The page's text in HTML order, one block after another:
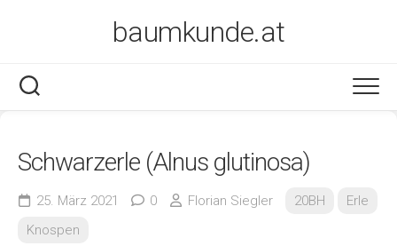
baumkunde.at
Schwarzerle (Alnus glutinosa)
25. März 2021 0 Florian Siegler 20BH
Erle
Knospen